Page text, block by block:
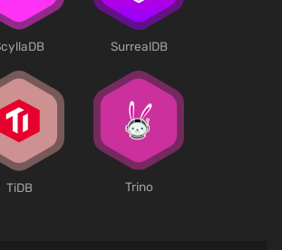
SurrealDB
TiDB Trino